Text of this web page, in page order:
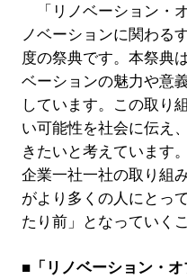
「リノベーション・
ノベーションに関わる
度の祭典です。本祭典
ベーションの魅力や意
しています。この取り
い可能性を社会に伝え
きたいと考えています
企業一社一社の取り組
がより多くの人にとっ
たり前」となっていく
■「リノベーション・